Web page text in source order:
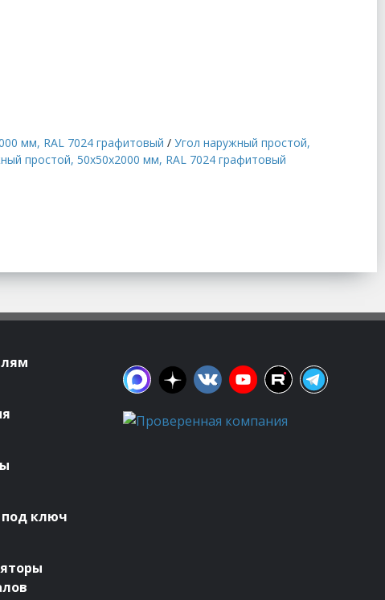
мм, RAL 7024 графитовый /Угол наружный простой,
простой, 50x50x2000 мм, RAL 7024 графитовый
ключ